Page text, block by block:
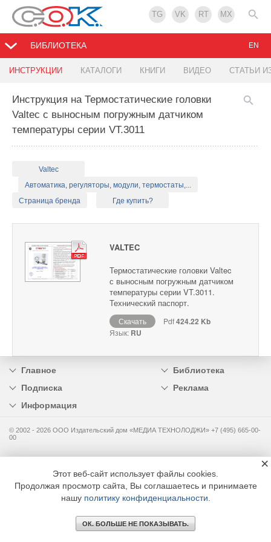
TG VK RT MX
БИБЛИОТЕКА
ИНСТРУКЦИИ КАТАЛОГИ КНИГИ ВИДЕО СТАТЬИ
EN
Инструкция на Термостатические головки
Valtec с выносным погружным датчиком
температуры серии VT.3011
Valtec
Автоматика, регуляторы, модули, термостаты,...
Страница бренда
Где купить?
VALTEC
Термостатические головки Valtec
с выносным погружным датчиком
температуры серии VT.3011.
Технический паспорт.
Скачать Pdf424.22 Kb
Язык: RU
Главное
Библиотека
Подписка
Реклама
Информация
© 2002 - 2026 OOO Издательский дом «МЕДИА ТЕХНОЛОДЖИ» +7 (495) 665-00-
00
Этот веб-сайт использует файлы cookies.
Продолжая просмотр сайта, Вы соглашаетесь и принимаете
нашу политику конфиденциальности
ОК. БОЛЬШЕ НЕ ПОКАЗЫВАТЬ.
×